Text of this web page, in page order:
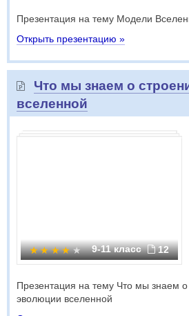
Презентация на тему Модели
Открыть презентацию »
Что мы знаем о
вселенной
9-11 класс 12
Презентация на тему Что мы знаем о
эволюции вселенной